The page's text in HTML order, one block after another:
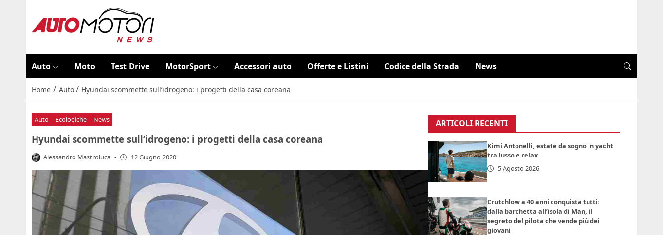
Auto Moto Test Drive MotorSport Accessori auto Offerte e Listini Codice della Strada News
Home / Auto / Hyundai scommette sull’idrogeno: i progetti della casa coreana
Auto Ecologiche News
Hyundai scommette sull’idrogeno: i progetti della casa coreana
Alessandro Mastroluca - 12 Giugno 2020
ARTICOLI RECENTI
Kimi Antonelli, estate da sogno in yacht
tra lusso e relax
5 Agosto 2026
Crutchlow a 40 anni conquista tutti:
dalla barchetta all’isola di Man, il
segreto del pilota che vende più dei
giovani